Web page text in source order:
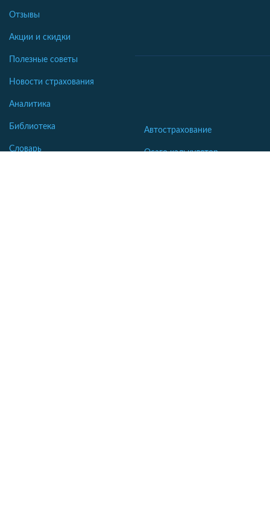
Отзывы
Акции и скидки
Полезные советы
Новости страхования
Аналитика
Библиотека
Словарь
Автострахование
Осаго калькулятор